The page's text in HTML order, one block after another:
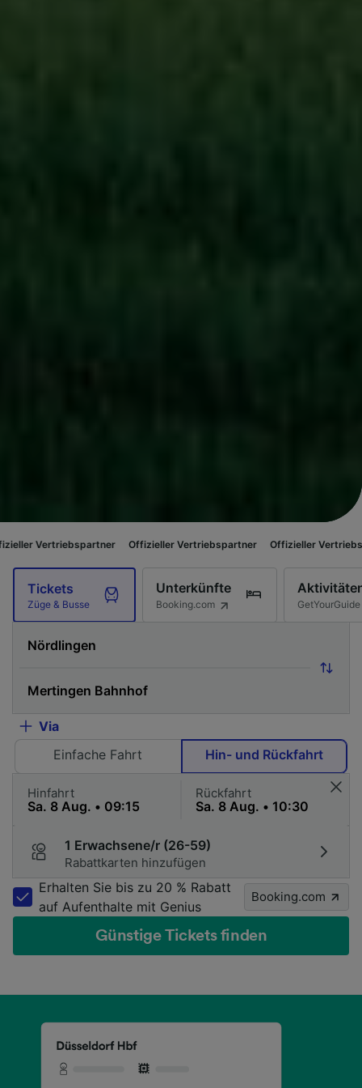
Offizieller Vertriebspartner Offizieller Vertriebspartner
Tickets
Züge & Busse
Unterkünfte
Booking.com GetYourGuide
Via
Einfache Fahrt
Hin- und Rückfahrt
Hinfahrt Rückfahrt
1 Erwachsene/r (26-59)
Rabattkarten hinzufügen
Erhalten Sie bis zu 20 % Rabatt
auf Aufenthalte mit Genius
Booking.com
Günstige Tickets finden